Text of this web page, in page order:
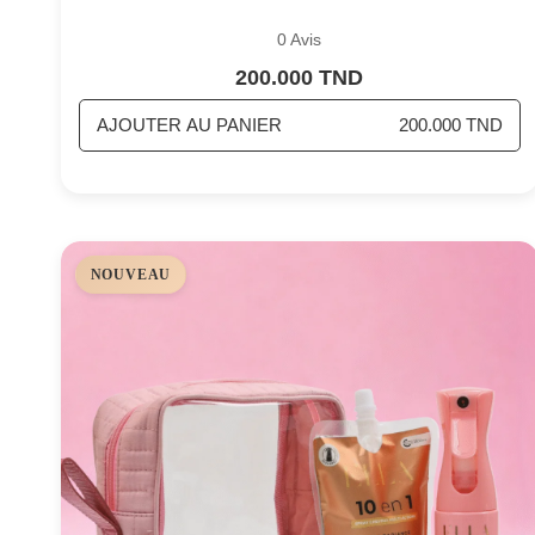
0 Avis
200.000 TND
AJOUTER AU PANIER 200.000 TND
NOUVEAU